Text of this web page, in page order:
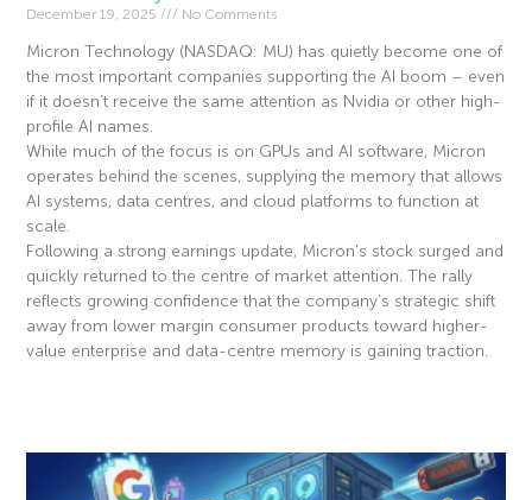
December 19, 2025 No Comments
Micron Technology (NASDAQ: MU) has quietly become one of
the most important companies supporting the AI boom – even
if it doesn’t receive the same attention as Nvidia or other high-
profile AI names.
While much of the focus is on GPUs and AI software, Micron
operates behind the scenes, supplying the memory that allows
AI systems, data centres, and cloud platforms to function at
scale.
Following a strong earnings update, Micron’s stock surged and
quickly returned to the centre of market attention. The rally
reflects growing confidence that the company’s strategic shift
away from lower margin consumer products toward higher-
value enterprise and data-centre memory is gaining traction.